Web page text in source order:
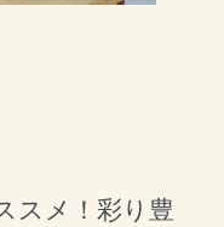
スメ！彩り豊